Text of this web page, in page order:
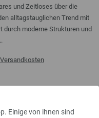
Einige von ihnen sind
und Zeitloses über die
alltagstauglichen Trend mit
moderne Strukturen und
Versandkosten